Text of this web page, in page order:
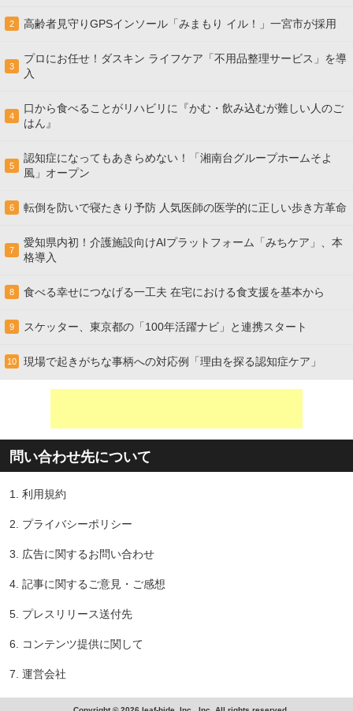
2 高齢者見守りGPSインソール「みまもり イル！」一宮市が採用
3
プロにお任せ！ダスキン ライフケア「不用品整理サービス」を導
入
4
口から食べることがリハビリに『かむ・飲み込むが難しい人のご
はん』
5
認知症になってもあきらめない！「湘南台グループホームそよ
風」オープン
6 転倒を防いで寝たきり予防 人気医師の医学的に正しい歩き方革命
7
愛知県内初！介護施設向けAIプラットフォーム「みちケア」、本
格導入
8 食べる幸せにつなげる一工夫 在宅における食支援を基本から
9 スケッター、東京都の「100年活躍ナビ」と連携スタート
10 現場で起きがちな事柄への対応例「理由を探る認知症ケア」
問い合わせ先について
1. 利用規約
2. プライバシーポリシー
3. 広告に関するお問い合わせ
4. 記事に関するご意見・ご感想
5. プレスリリース送付先
6. コンテンツ提供に関して
7. 運営会社